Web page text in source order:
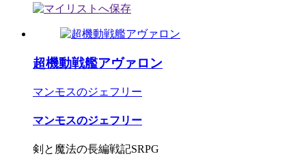
超機動戦艦アヴァロン
マンモスのジェフリー
マンモスのジェフリー
剣と魔法の長編戦記SRPG